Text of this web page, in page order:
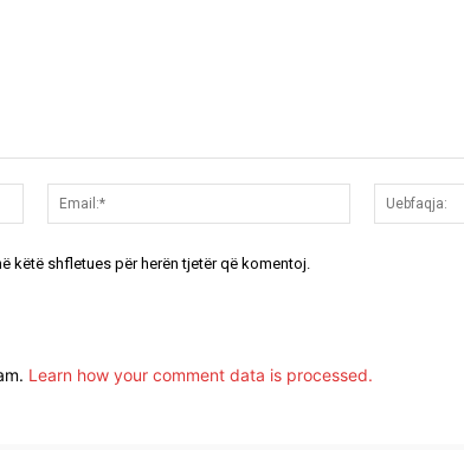
Emri:*
Email:*
këtë shfletues për herën tjetër që komentoj.
Learn how your comment data is processed.